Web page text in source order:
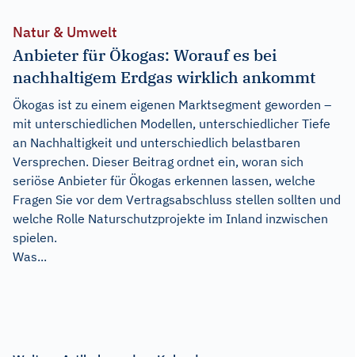
Natur & Umwelt
Anbieter für Ökogas: Worauf es bei
nachhaltigem Erdgas wirklich ankommt
Ökogas ist zu einem eigenen Marktsegment geworden –
mit unterschiedlichen Modellen, unterschiedlicher Tiefe
an Nachhaltigkeit und unterschiedlich belastbaren
Versprechen. Dieser Beitrag ordnet ein, woran sich
seriöse Anbieter für Ökogas erkennen lassen, welche
Fragen Sie vor dem Vertragsabschluss stellen sollten und
welche Rolle Naturschutzprojekte im Inland inzwischen
spielen.
Was...